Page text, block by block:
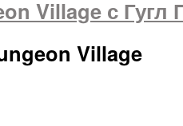
Village с Гугл
Village